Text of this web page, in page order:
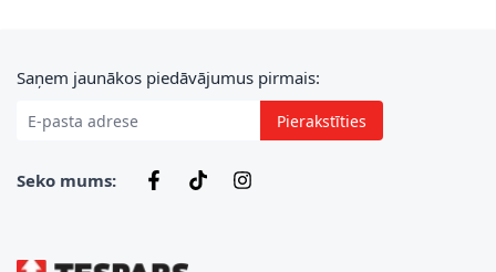
E-pasta adrese
Saņem jaunākos piedāvājumus pirmais:
Pierakstīties
Seko mums: